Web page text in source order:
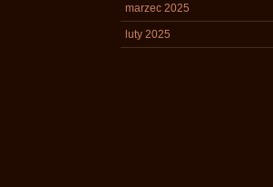
marzec 2025
luty 2025